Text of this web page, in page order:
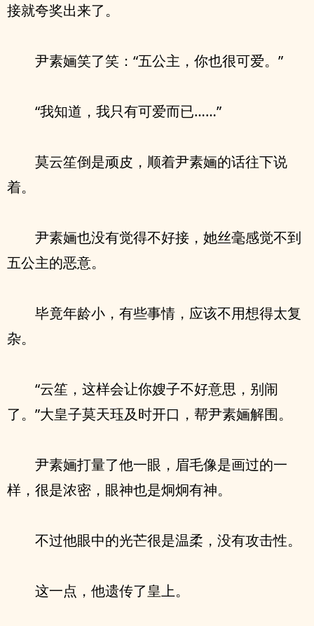
接就夸奖出来了。
尹素婳笑了笑：“五公主，你也很可爱。”
“我知道，我只有可爱而已……”
莫云笙倒是顽皮，顺着尹素婳的话往下说
着。
尹素婳也没有觉得不好接，她丝毫感觉不到
五公主的恶意。
毕竟年龄小，有些事情，应该不用想得太复
杂。
“云笙，这样会让你嫂子不好意思，别闹
了。”大皇子莫天珏及时开口，帮尹素婳解围。
尹素婳打量了他一眼，眉毛像是画过的一
样，很是浓密，眼神也是炯炯有神。
不过他眼中的光芒很是温柔，没有攻击性。
这一点，他遗传了皇上。